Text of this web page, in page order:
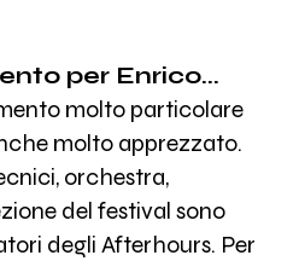
per Enrico...
molto particolare
molto apprezzato.
orchestra,
del festival sono
degli Afterhours. Per